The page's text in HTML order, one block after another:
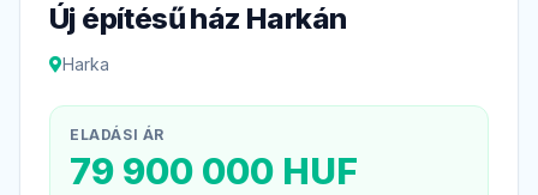
Új építésű ház Harkán
Harka
ELADÁSI ÁR
79 900 000 HUF